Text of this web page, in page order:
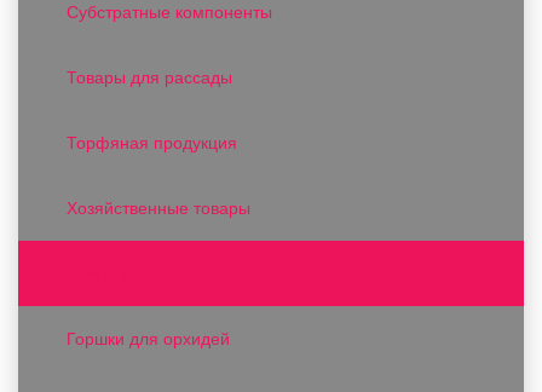
Субстратные компоненты
Товары для рассады
Торфяная продукция
Хозяйственные товары
Горшки для орхидей